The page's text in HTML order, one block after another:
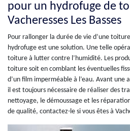
pour un hydrofuge de
Vacheresses Les Basses
Pour rallonger la durée de vie d’une
hydrofuge est une solution. Une telle
toiture à lutter contre l’humidité. Les
toiture soit en comblant les éventuelles
d’un film imperméable à l’eau. Avant
il est toujours nécessaire de réaliser des
nettoyage, le démoussage et les
de qualité, contactez-le si vous êtes à